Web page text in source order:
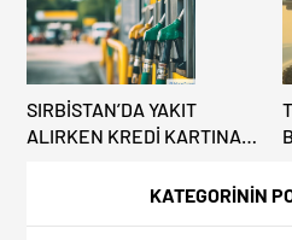
KATEGORİNİN
SIRBİSTAN’DA YAKIT
ALIRKEN KREDİ KARTINA